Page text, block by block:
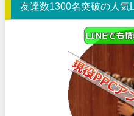
友達数1300名突破の人気